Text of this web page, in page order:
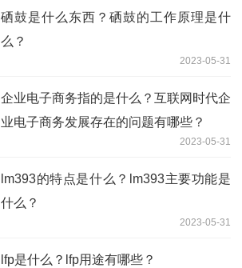
硒鼓是什么东西？硒鼓的工作原理是什
么？
2023-05-31
企业电子商务指的是什么？互联网时代企
业电子商务发展存在的问题有哪些？
2023-05-31
lm393的特点是什么？lm393主要功能是
什么？
2023-05-31
lfp是什么？lfp用途有哪些？